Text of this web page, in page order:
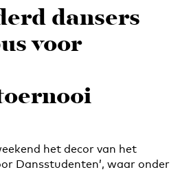
dansers
voor
het decor van het
Dansstudenten’, waar onder